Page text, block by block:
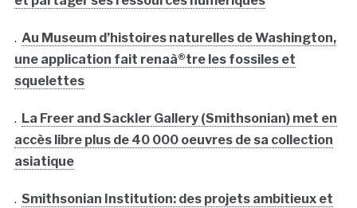
. Au Museum d’histoires naturelles de Washington,
une application fait renaà®tre les fossiles et
squelettes
. La Freer and Sackler Gallery (Smithsonian) met en
accès libre plus de 40 000 oeuvres de sa collection
asiatique
. Smithsonian Institution: des projets ambitieux et